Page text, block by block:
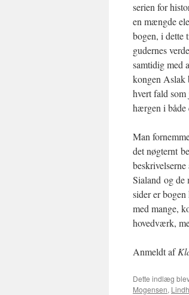
serien for
en mængde
bogen, i dette
gudernes
samtidig med
kongen Aslak
hvert fald som
hærgen i både
Man
det nøgternt
Sialand og de
sider er
med mange,
hovedværk,
Anmeldt af
Dette indlæg
Mogensen,